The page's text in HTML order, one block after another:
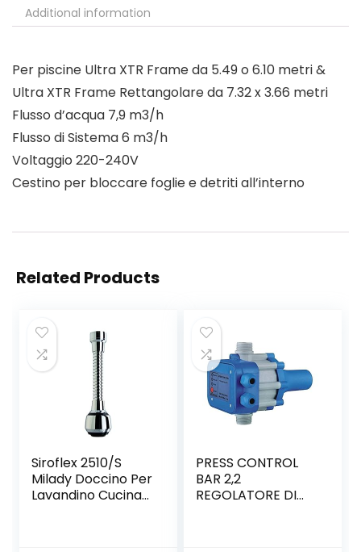
Additional information
Per piscine Ultra XTR Frame da 5.49 o 6.10 metri &
Ultra XTR Frame Rettangolare da 7.32 x 3.66 metri
Flusso d’acqua 7,9 m3/h
Flusso di Sistema 6 m3/h
Voltaggio 220-240V
Cestino per bloccare foglie e detriti all’interno
Related Products
Siroflex 2510/S
Milady Doccino Per
Lavandino Cucina
PRESS CONTROL
BAR 2,2
REGOLATORE DI